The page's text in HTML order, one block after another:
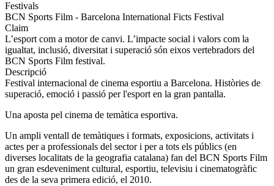
Festivals
BCN Sports Film - Barcelona International Ficts Festival
Claim
L’esport com a motor de canvi. L’impacte social i valors com la
igualtat, inclusió, diversitat i superació són eixos vertebradors del
BCN Sports Film festival.
Descripció
Festival internacional de cinema esportiu a Barcelona. Històries de
superació, emoció i passió per l'esport en la gran pantalla.
Una aposta pel cinema de temàtica esportiva.
Un ampli ventall de temàtiques i formats, exposicions, activitats i
actes per a professionals del sector i per a tots els públics (en
diverses localitats de la geografia catalana) fan del BCN Sports Film
un gran esdeveniment cultural, esportiu, televisiu i cinematogràfic
des de la seva primera edició, el 2010.